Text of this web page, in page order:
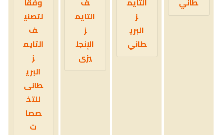
ز
البري
طاني
التايم
ز
الإنجل
يزى
لتصني
ف
التايم
ز
البري
طانى
للتخ
صصا
ت